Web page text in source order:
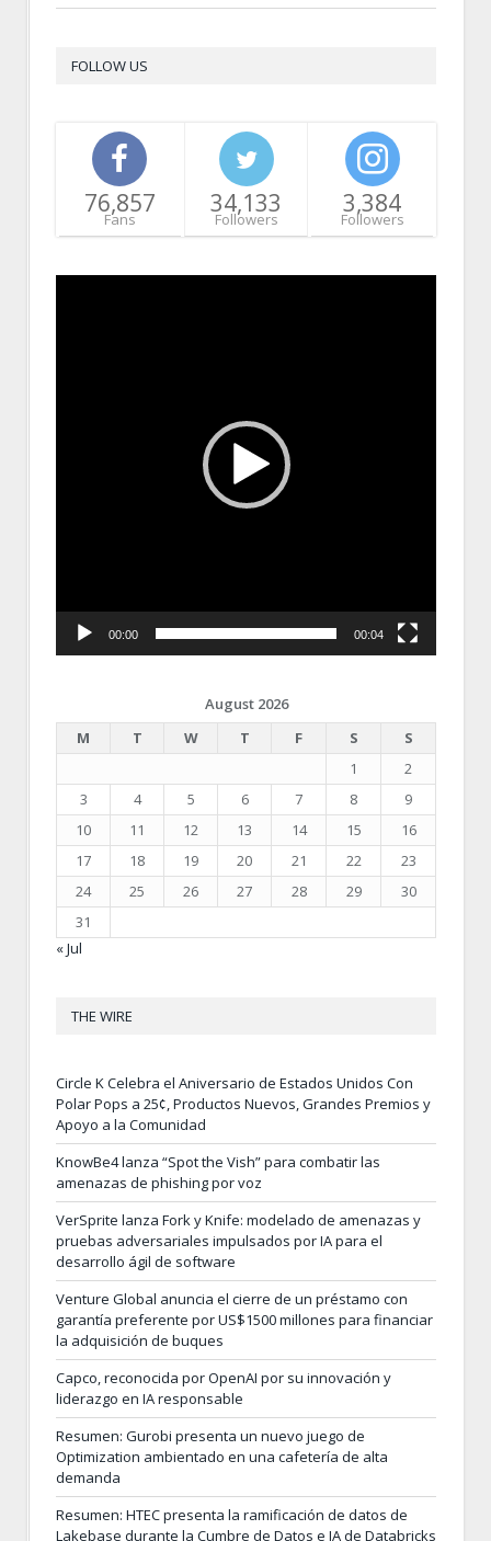
FOLLOW US
76,857
Fans
34,133
Followers
3,384
Followers
00:00 00:04
August 2026
M
T W T F S
S
1
2
3
4 5 6 7 8
9
10
11 12 13 14 15
16
17
18 19 20 21 22
23
24
25 26 27 28 29
30
31
« Jul
THE WIRE
Circle K Celebra el Aniversario de Estados Unidos Con
Polar Pops a 25¢, Productos Nuevos, Grandes Premios y
Apoyo a la Comunidad
KnowBe4 lanza “Spot the Vish” para combatir las
amenazas de phishing por voz
VerSprite lanza Fork y Knife: modelado de amenazas y
pruebas adversariales impulsados por IA para el
desarrollo ágil de software
Venture Global anuncia el cierre de un préstamo con
garantía preferente por US$1500 millones para financiar
la adquisición de buques
Capco, reconocida por OpenAI por su innovación y
liderazgo en IA responsable
Resumen: Gurobi presenta un nuevo juego de
Optimization ambientado en una cafetería de alta
demanda
Resumen: HTEC presenta la ramificación de datos de
Lakebase durante la Cumbre de Datos e IA de Databricks